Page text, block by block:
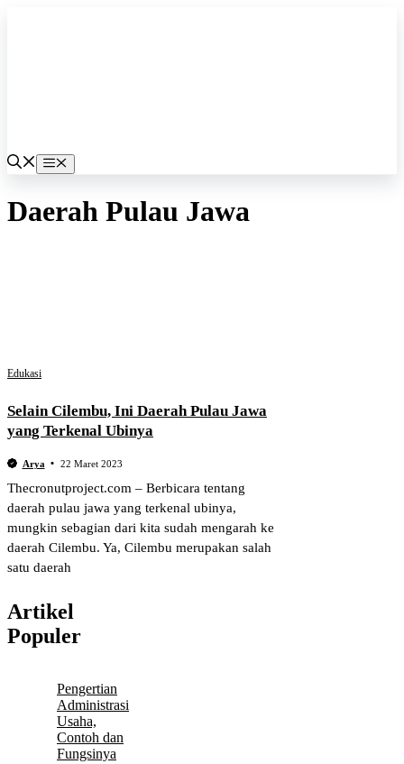
Daerah Pulau Jawa
Edukasi
Selain Cilembu, Ini Daerah Pulau Jawa
yang Terkenal Ubinya
Arya 22 Maret 2023
Thecronutproject.com – Berbicara tentang
daerah pulau jawa yang terkenal ubinya,
mungkin sebagian dari kita sudah mengarah ke
daerah Cilembu. Ya, Cilembu merupakan salah
satu daerah
Artikel
Populer
Pengertian
Administrasi
Usaha,
Contoh dan
Fungsinya